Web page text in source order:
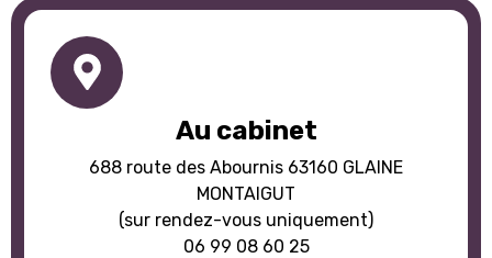
Au cabinet
688 route des Abournis 63160 GLAINE
MONTAIGUT
(sur rendez-vous uniquement)
06 99 08 60 25